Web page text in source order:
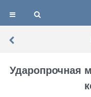
Ударопрочная